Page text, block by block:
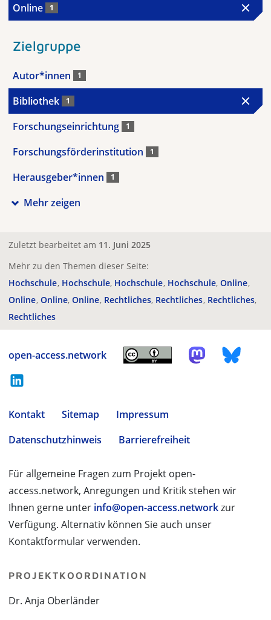
Online 1
Zielgruppe
Autor*innen 1
Bibliothek 1
Forschungseinrichtung 1
Forschungsförderinstitution 1
Herausgeber*innen 1
Mehr zeigen
Zuletzt bearbeitet am 11. Juni 2025
Mehr zu den Themen dieser Seite:
Hochschule Hochschule Hochschule Hochschule Online
Online Online Online Rechtliches Rechtliches Rechtliches
Rechtliches
open-access.network
Kontakt Sitemap
Impressum
Datenschutzhinweis
Barrierefreiheit
Für allgemeine Fragen zum Projekt open-
access.network, Anregungen und Kritik stehen wir
Ihnen gerne unter info@open-access.networkzur
Verfügung. Alternativ können Sie auch unser
Kontaktformular verwenden.
PROJEKTKOORDINATION
Dr. Anja Oberländer